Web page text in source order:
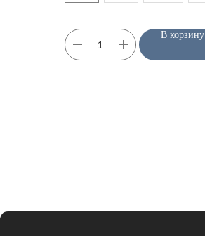
В корзину